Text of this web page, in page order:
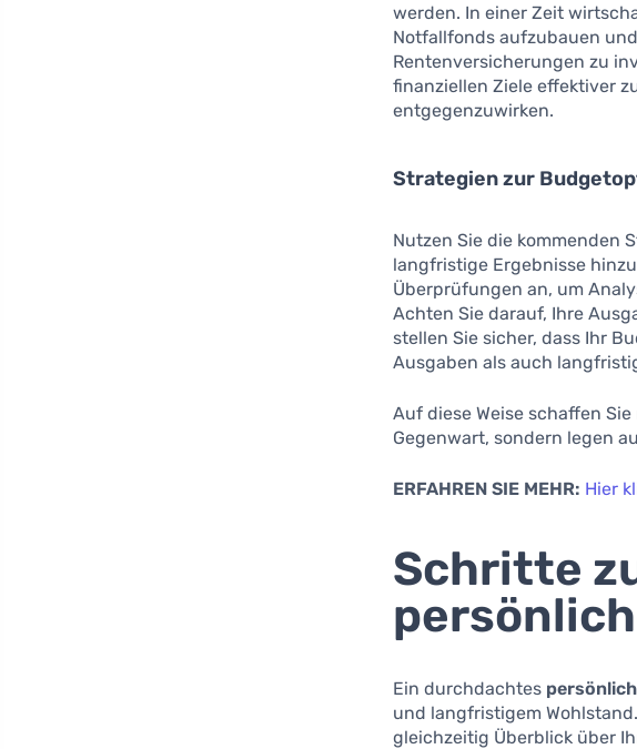
werden. In einer Zeit
Notfallfonds aufzubauen
Rentenversicherungen zu
finanziellen Ziele effektiver
entgegenzuwirken.
Strategien zur
Nutzen Sie die kommenden
langfristige Ergebnisse
Überprüfungen an, um
Achten Sie darauf, Ihre
stellen Sie sicher, dass Ihr
Ausgaben als auch
Auf diese Weise schaffen
Gegenwart, sondern legen
ERFAHREN SIE MEHR: Hier
Schritte
Ein durchdachtes
und langfristigem
gleichzeitig Überblick über